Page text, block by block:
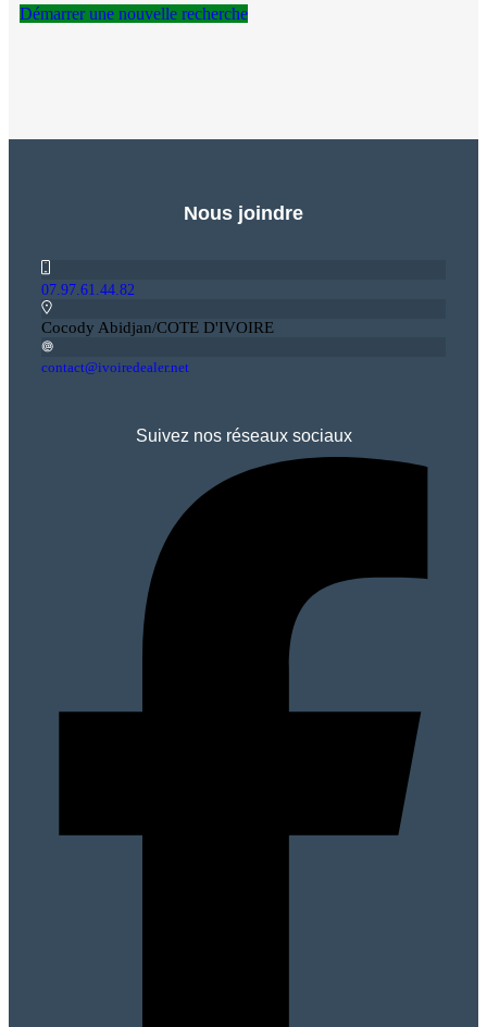
Démarrer une nouvelle recherche
Nous joindre
07.97.61.44.82
Cocody Abidjan/COTE D'IVOIRE
contact@ivoiredealer.net
Suivez nos réseaux sociaux